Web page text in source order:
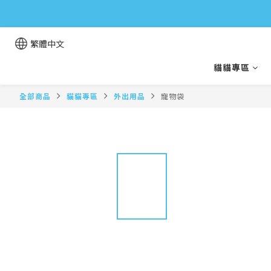
繁體中文
貓貓專區
全部商品 貓貓專區 外出用品 寵物袋